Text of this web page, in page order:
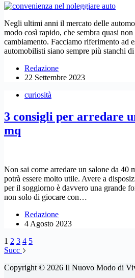
Negli ultimi anni il mercato delle
modo così rapido, che sembra quasi
cambiamento. Facciamo riferimento ad
automobilisti siano sempre più stanchi
Redazione
22 Settembre 2023
curiosità
3 consigli per arredare
mq
Non sai come arredare un salone da 40
potrà essere molto utile. Avere a
per il soggiorno è davvero una grande
non solo di giocare con…
Redazione
4 Agosto 2023
1 2 3 4 5
Succ
Copyright © 2026 Il Nuovo Modo di